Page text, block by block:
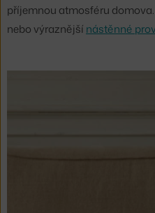
příjemnou atmosféru
nebo výraznější nástěnné